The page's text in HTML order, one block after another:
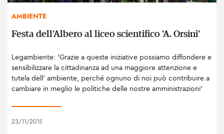
AMBIENTE
Festa dell'Albero al liceo scientifico 'A. Orsini'
Legambiente: 'Grazie a queste iniziative possiamo diffondere e
sensibilizzare la cittadinanza ad una maggiore attenzione e
tutela dell’ ambiente, perché ognuno di noi può contribuire a
cambiare in meglio le politiche delle nostre amministrazioni'
23/11/2015